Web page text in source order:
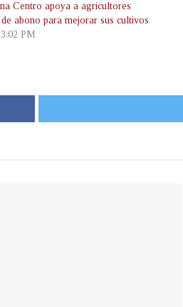
Centro apoya a agricultores
abono para mejorar sus cultivos
PM